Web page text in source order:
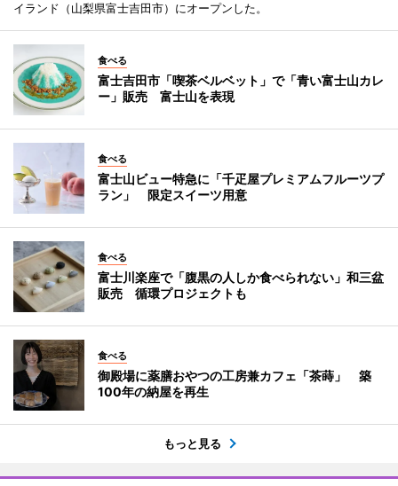
イランド（山梨県富士吉田市）にオープンした。
食べる
富士吉田市「喫茶ベルベット」で「青い富士山カレ
ー」販売 富士山を表現
食べる
富士山ビュー特急に「千疋屋プレミアムフルーツプ
ラン」 限定スイーツ用意
食べる
富士川楽座で「腹黒の人しか食べられない」和三盆
販売 循環プロジェクトも
食べる
御殿場に薬膳おやつの工房兼カフェ「茶蒔」 築
100年の納屋を再生
もっと見る